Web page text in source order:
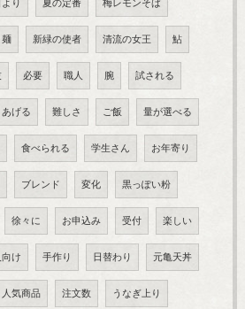
り 夏の定番 梅レモンそば
麺 新緑の使者 清流の女王 鮎
必要 職人 腕 試される
あげる 難しさ ご飯 量が選べる
食べられる 学生さん お年寄り
ブレンド 変化 黒っぽい粉
徐々に お申込み 受付 楽しい
け 手作り 日替わり 元亀天丼
人気商品 注文数 うなぎ上り